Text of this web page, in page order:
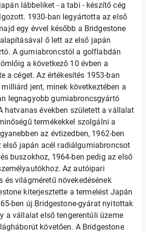
lábbeliket - a tabi - készítő cég
1930-ban legyártotta az első
egy évvel később a Bridgestone
ő lett az első japán
A gumiabroncstól a golflabdán
a következő 10 évben a
a céget. Az értékesítés 1953-ban
jent, minek következtében a
legnagyobb gumiabroncsgyártó
hatvanas években született a vállalat
termékekkel szolgálni a
az évtizedben, 1962-ben
első japán acél radiálgumiabroncsot
buszokhoz, 1964-ben pedig az első
Az autóipari
és világméretű növekedésének
kiterjesztette a termelést Japán
ben új Bridgestone-gyárat nyitottak
a vállalat első tengerentúli üzeme
követően. A Bridgestone